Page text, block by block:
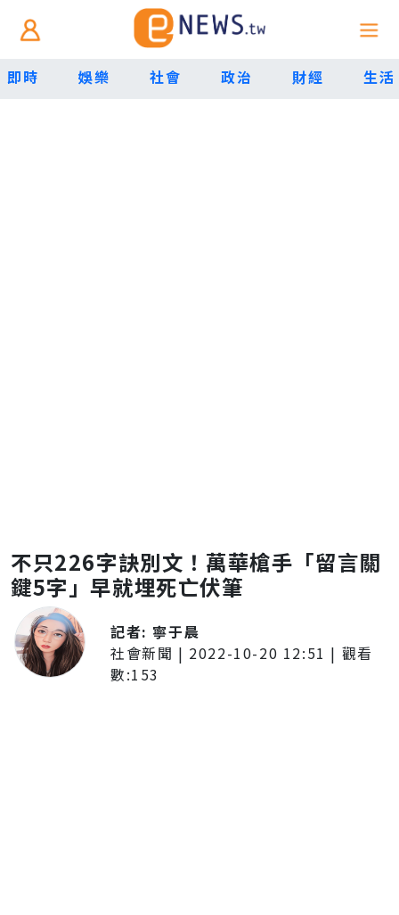
即時 娛樂 社會 政治 財經 生活
不只226字訣別文！萬華槍手「留言關
鍵5字」早就埋死亡伏筆
記者: 寧于晨
社會新聞 | 2022-10-20 12:51 | 觀看
數:153